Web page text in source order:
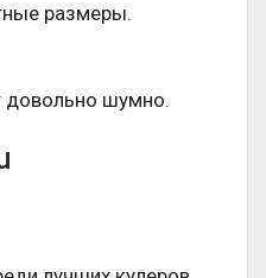
размеры.
довольно шумно.